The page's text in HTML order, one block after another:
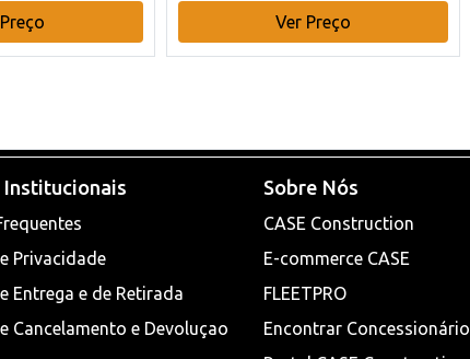
Ver Preço
Institucionais
Privacidade
Entrega e de Retirada
Cancelamento e Devoluçao
Sobre Nós
CASE Construction
E-commerce CASE
FLEETPRO
Encontrar Concessionário